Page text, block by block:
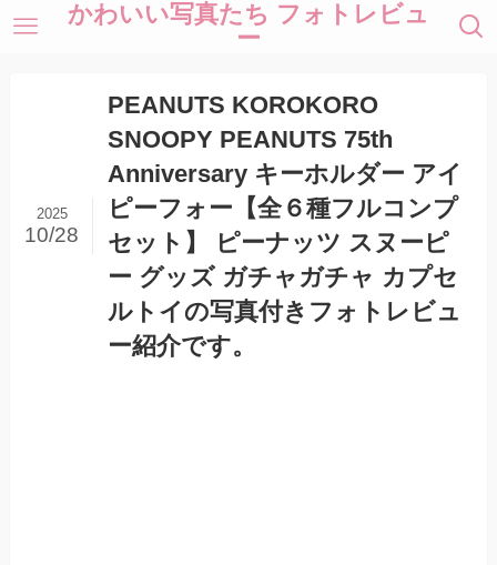
かわいい写真たち フォトレビュ
ー
PEANUTS KOROKORO
SNOOPY PEANUTS 75th
Anniversary キーホルダー アイ
ピーフォー【全６種フルコンプ
セット】 ピーナッツ スヌーピ
ー グッズ ガチャガチャ カプセ
ルトイの写真付きフォトレビュ
ー紹介です。
2025
10/28